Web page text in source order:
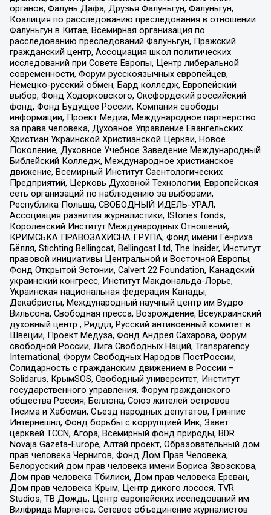
органов, Фалунь Дафа, Друзья Фалуньгун, Фалуньгун,
Коалиция по расследованию преследования в отношении
Фалуньгун в Китае, Всемирная организация по
расследованию преследований Фалуньгун, Пражский
гражданский центр, Ассоциация школ политических
исследований при Совете Европы, Центр либеральной
современности, Форум русскоязычных европейцев,
Немецко-русский обмен, Бард колледж, Европейский
выбор, Фонд Ходорковского, Оксфордский российский
фонд, Фонд Будущее России, Компания свободы
информации, Проект Медиа, Международное партнерство
за права человека, Духовное Управление Евангельских
Христиан Украинской Христианской Церкви, Новое
Поколение, Духовное Учебное Заведение Международный
Библейский Колледж, Международное христианское
движение, Всемирный Институт Саентологических
Предприятий, Церковь Духовной Технологии, Европейская
сеть организаций по наблюдению за выборами,
Республика Польша, СВОБОДНЫЙ ИДЕЛЬ-УРАЛ,
Ассоциация развития журналистики, IStories fonds,
Королевский Институт Международных Отношений,
КРИМСЬКА ПРАВОЗАХИСНА ГРУПА, Фонд имени Генриха
Бёлля, Stichting Bellingcat, Bellingcat Ltd, The Insider, Институт
правовой инициативы Центральной и Восточной Европы,
Фонд Открытой Эстонии, Calvert 22 Foundation, Канадский
украинский конгресс, Институт Макдональда-Лорье,
Украинская национальная федерация Канады,
Декабристы, Международный научный центр им Вудро
Вильсона, Свободная пресса, Возрождение, Всеукраинский
духовный центр , Риддл, Русский антивоенный комитет в
Швеции, Проект Медуза, Фонд Андрея Сахарова, Форум
свободной России, Лига Свободных Наций, Transparеncy
International, Форум Свободных Народов ПостРоссии,
Солидарность с гражданским движением в России –
Solidarus, КрымSOS, Свободный университет, Институт
государственного управления, Форум гражданского
общества Россия, Беллона, Союз жителей островов
Тисима и Хабомаи, Съезд народных депутатов, Гринпис
Интернешнл, Фонд борьбы с коррупцией Инк, Завет
церквей TCCN, Агора, Всемирный фонд природы, BDR
Novaja Gazeta-Europe, Алтай проект, Образовательный дом
прав человека Чернигов, Фонд Дом Прав Человека,
Белорусский дом прав человека имени Бориса Звозскова,
Дом прав человека Тбилиси, Дом прав человека Ереван,
Дом прав человека Крым, Центр дикого лосося, TVR
Studios, ТВ Дождь, Центр европейских исследований им
Вилфрида Мартенса, Сетевое объединение журналистов